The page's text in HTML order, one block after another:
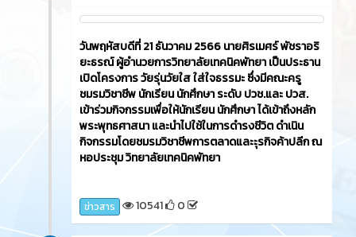
วันพฤหัสบดีที่ 21 ธันวาคม 2566​ นายศิรเมศร์ พัชราอริ
ยะธรณ์ ผู้อำนวยการวิทยาลัยเทคนิคพัทยา เป็นประธาน
เปิดโครงการ วัยรุ่นวัยใส ใส่ใจธรรมะ ซึ่งมีคณะครู
ชมรมวิชาชีพ นักเรียน นักศึกษา ระดับ ปวช.และ ปวส.
เข้าร่วมกิจกรรมเพื่อให้นักเรียน นักศึกษา ได้เข้าถึงหลัก
พระพุทธศาสนา และนำไปใช้ในการดำรงชีวิต ดำเนิน
กิจกรรมโดยชมรมวิชาชีพการตลาดและะุรกิจค้าปลีก ณ
หอประชุม วิทยาลัยเทคนิคพัทยา
ข่าวสาร 10541 0